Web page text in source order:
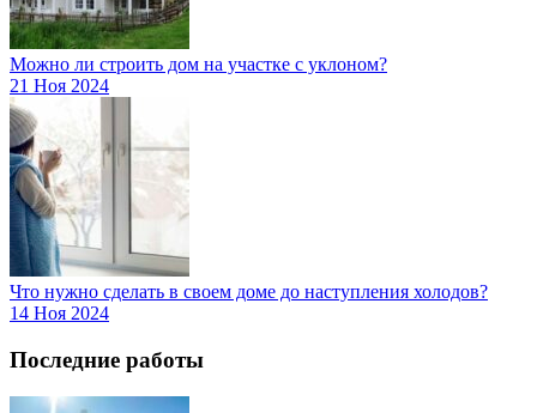
Можно ли строить дом на участке с уклоном?
21 Ноя 2024
Что нужно сделать в своем доме до наступления холодов?
14 Ноя 2024
Последние работы